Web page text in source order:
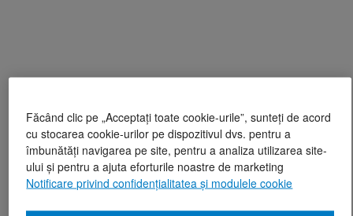
Făcând clic pe „Acceptați toate cookie-urile”, sunteți de acord
cu stocarea cookie-urilor pe dispozitivul dvs. pentru a
îmbunătăți navigarea pe site, pentru a analiza utilizarea site-
ului și pentru a ajuta eforturile noastre de marketing
Notificare privind confidențialitatea și modulele cookie